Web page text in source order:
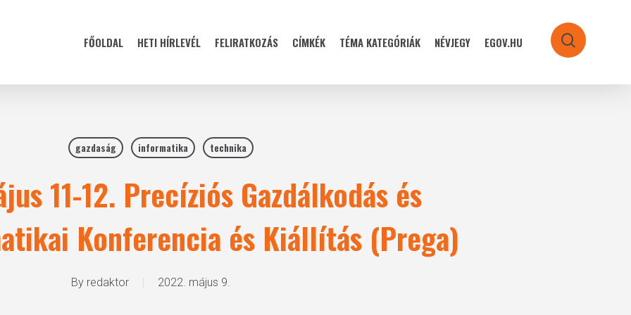
FŐOLDAL HETI HÍRLEVÉL FELIRATKOZÁS CÍMKÉK TÉMA KATEGÓRIÁK NÉVJEGY EGOV.HU search
gazdaság informatika technika
11-12. Precíziós Gazdálkodás és
Konferencia és Kiállítás (Prega)
By redaktor 2022. május 9.